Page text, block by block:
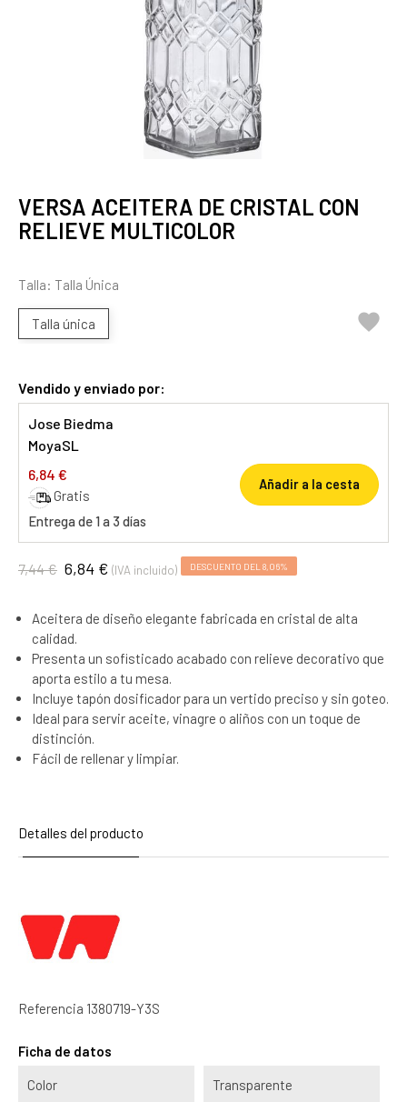
VERSA ACEITERA DE CRISTAL CON
RELIEVE MULTICOLOR
Talla: Talla Única
Talla única 
Vendido y enviado por:
Jose Biedma
MoyaSL
6,84 €
Gratis
Entrega de 1 a 3 días
Añadir a la cesta
7,44 € 6,84 € (IVA incluido) DESCUENTO DEL 8,06%
Aceitera de diseño elegante fabricada en cristal de alta
calidad.
Presenta un sofisticado acabado con relieve decorativo que
aporta estilo a tu mesa.
Incluye tapón dosificador para un vertido preciso y sin goteo.
Ideal para servir aceite, vinagre o aliños con un toque de
distinción.
Fácil de rellenar y limpiar.
Detalles del producto
Referencia 1380719-Y3S
Ficha de datos
Color Transparente